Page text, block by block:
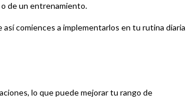
de un entrenamiento.
comiences a implementarlos en tu rutina
lo que puede mejorar tu rango de